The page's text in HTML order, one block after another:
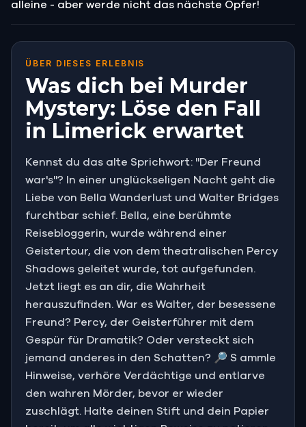
alleine - aber werde nicht das nächste Opfer!
ÜBER DIESES ERLEBNIS
Was dich bei Murder
Mystery: Löse den Fall
in Limerick erwartet
Kennst du das alte Sprichwort: "Der Freund
war's"? In einer unglückseligen Nacht geht die
Liebe von Bella Wanderlust und Walter Bridges
furchtbar schief. Bella, eine berühmte
Reisebloggerin, wurde während einer
Geistertour, die von dem theatralischen Percy
Shadows geleitet wurde, tot aufgefunden.
Jetzt liegt es an dir, die Wahrheit
herauszufinden. War es Walter, der besessene
Freund? Percy, der Geisterführer mit dem
Gespür für Dramatik? Oder versteckt sich
jemand anderes in den Schatten? 🔎 S ammle
Hinweise, verhöre Verdächtige und entlarve
den wahren Mörder, bevor er wieder
zuschlägt. Halte deinen Stift und dein Papier